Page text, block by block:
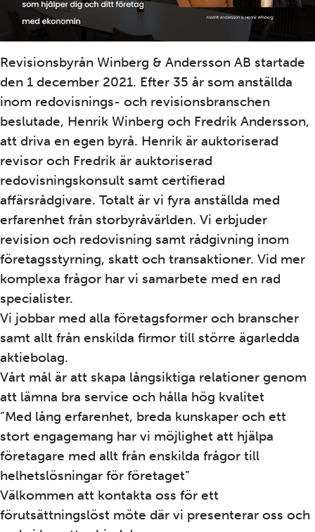
Revisionsbyrån Winberg & Andersson AB startade
den 1 december 2021. Efter 35 år som anställda
inom redovisnings- och revisionsbranschen
beslutade, Henrik Winberg och Fredrik Andersson,
att driva en egen byrå. Henrik är auktoriserad
revisor och Fredrik är auktoriserad
redovisningskonsult samt certifierad
affärsrådgivare. Totalt är vi fyra anställda med
erfarenhet från storbyråvärlden. Vi erbjuder
revision och redovisning samt rådgivning inom
företagsstyrning, skatt och transaktioner. Vid mer
komplexa frågor har vi samarbete med en rad
specialister.
Vi jobbar med alla företagsformer och branscher
samt allt från enskilda firmor till större ägarledda
aktiebolag.
Vårt mål är att skapa långsiktiga relationer genom
att lämna bra service och hålla hög kvalitet
”Med lång erfarenhet, breda kunskaper och ett
stort engagemang har vi möjlighet att hjälpa
företagare med allt från enskilda frågor till
helhetslösningar för företaget”
Välkommen att kontakta oss för ett
förutsättningslöst möte där vi presenterar oss och